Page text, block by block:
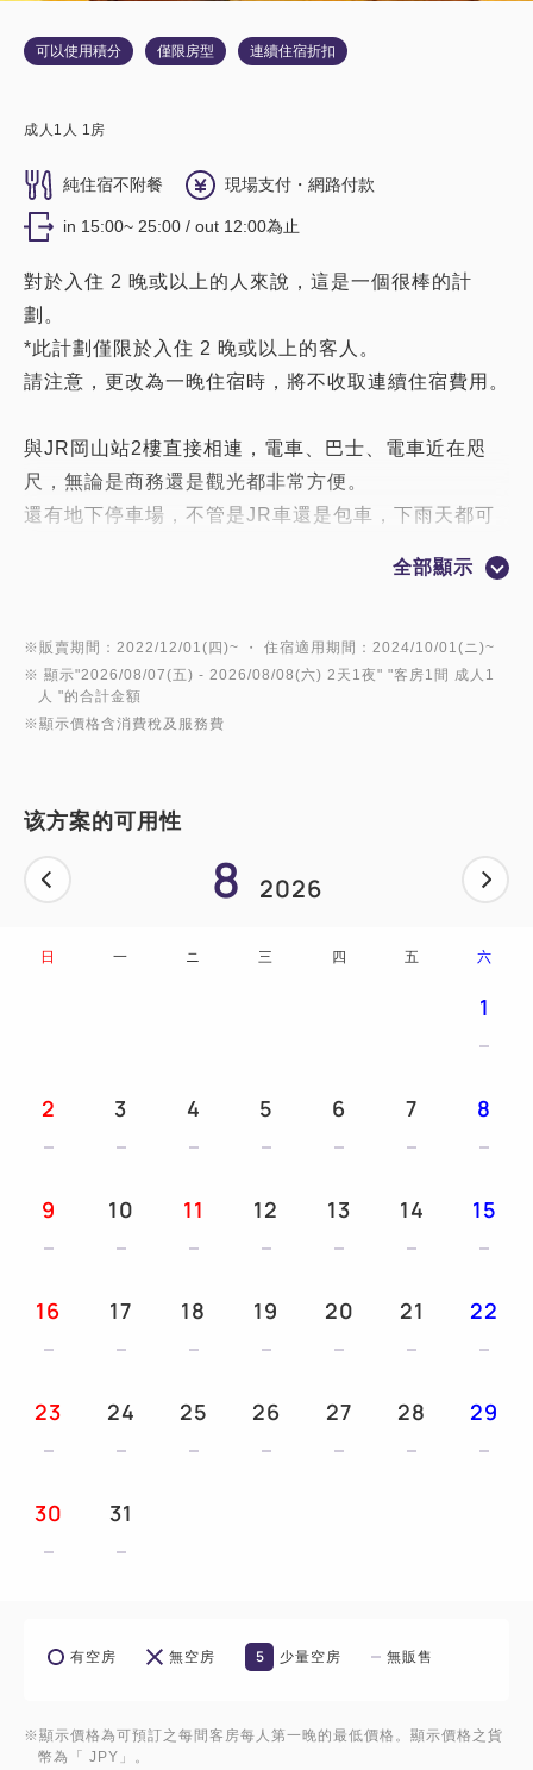
可以使用積分 僅限房型 連續住宿折扣
成人 1 人 1 房
純住宿不附餐 現場支付・網路付款
in 15:00~ 25:00 / out 12:00為止
對於入住 2 晚或以上的人來說，這是一個很棒的計
劃。
*此計劃僅限於入住 2 晚或以上的客人。
請注意，更改為一晚住宿時，將不收取連續住宿費用。
與JR岡山站2樓直接相連，電車、巴士、電車近在咫
尺，無論是商務還是觀光都非常方便。
還有地下停車場，不管是JR車還是包車，下雨天都可
■除了所有客房的高速有線局域網連接外，還可以免費
使用無線局域網（WI-FI）連接。
■ 一份晨報服務
■ 熨褲機、加濕器、蕎麥殼抱枕、手機充電器等（免費
■ 中午15:00（入住）至中午12:00（退房）
全部顯示
※販賣期間：2022/12/01(四)~ ・ 住宿適用期間：2024/10/01(ニ)~
※ 顯示"2026/08/07(五) - 2026/08/08(六) 2天1夜" "客房1間 成人1
人 "的合計金額
※顯示價格含消費稅及服務費
该方案的可用性
8 2026
日 一 ニ 三 四 五 六
1
2 3 4 5 6 7 8
9 10 11 12 13 14 15
16 17 18 19 20 21 22
23 24 25 26 27 28 29
30 31
有空房 無空房 5 少量空房 無販售
※顯示價格為可預訂之每間客房每人第一晚的最低價格。顯示價格之貨
幣為「 JPY」。